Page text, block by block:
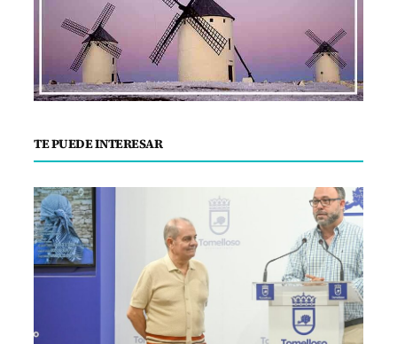
TE PUEDE INTERESAR